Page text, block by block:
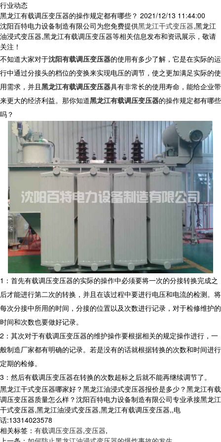
行业动态
黑龙江有载调压变压器的操作规定都有哪些？ 2021/12/13 11:44:00
沈阳百特电力设备制造有限公司为您免费提供黑龙江干式变压器,黑龙江
油浸式变压器,黑龙江有载调压变压器等相关信息发布和资讯展示，敬请
关注！
不知道大家对于沈阳有载调压变压器的使用有多少了解，它是在实际的运
行中通过分接头的档位的变换来实现电压的调节，使之更加满足实际的使
用需求，并且黑龙江有载调压变压器具有非常长的使用寿命，能给企业带
来更大的经济利益。那你知道黑龙江有载调压变压器的操作规定都有哪些
吗？
1：首先有载调压变压器的实际的操作中必须要将一次的分接转换完成之
后才能进行第二次的转换，并且在该过程中要进行电压和电流的检测。将
每次分接中所用的时间，分接的位置以及次数进行记录，对于检修维护的
时间和次数也要做好记录。
2：其次对于有载调压变压器的维护操作要根据相关的规定操作进行，一
般制造厂家都有明确的记录。若是没有的话就根据转换的次数和时间进行
定期的检修。
3：然后有载调压变压器在转换的次数超标之后就不能再继续调节了。
黑龙江干式变压器哪家好？黑龙江油浸式变压器报价是多少？黑龙江有载
调压变压器质量怎么样？沈阳百特电力设备制造有限公司专业承接黑龙江
干式变压器,黑龙江油浸式变压器,黑龙江有载调压变压器,,电
话:13314023578
相关标签： 有载调压变压器,变压器,